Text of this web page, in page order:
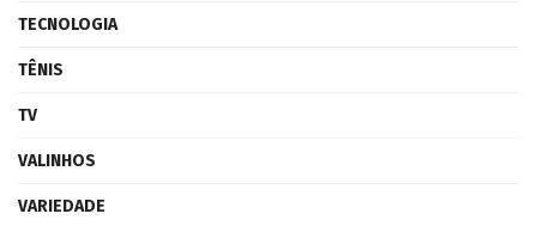
TECNOLOGIA
TÊNIS
TV
VALINHOS
VARIEDADE